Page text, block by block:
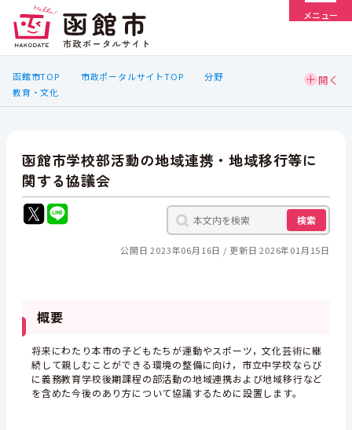
メニュー
函館市TOP 市政ポータルサイトTOP
分野
教育・文化
函館市学校部活動の地域連携・地域移行等に
関する協議会
検索
公開日 2023年06月16日 更新日 2026年01月15日
概要
将来にわたり本市の子どもたちが運動やスポーツ，文化芸術に継
続して親しむことができる環境の整備に向け，市立中学校ならび
に義務教育学校後期課程の部活動の地域連携および地域移行など
を含めた今後のあり方について協議するために設置します。